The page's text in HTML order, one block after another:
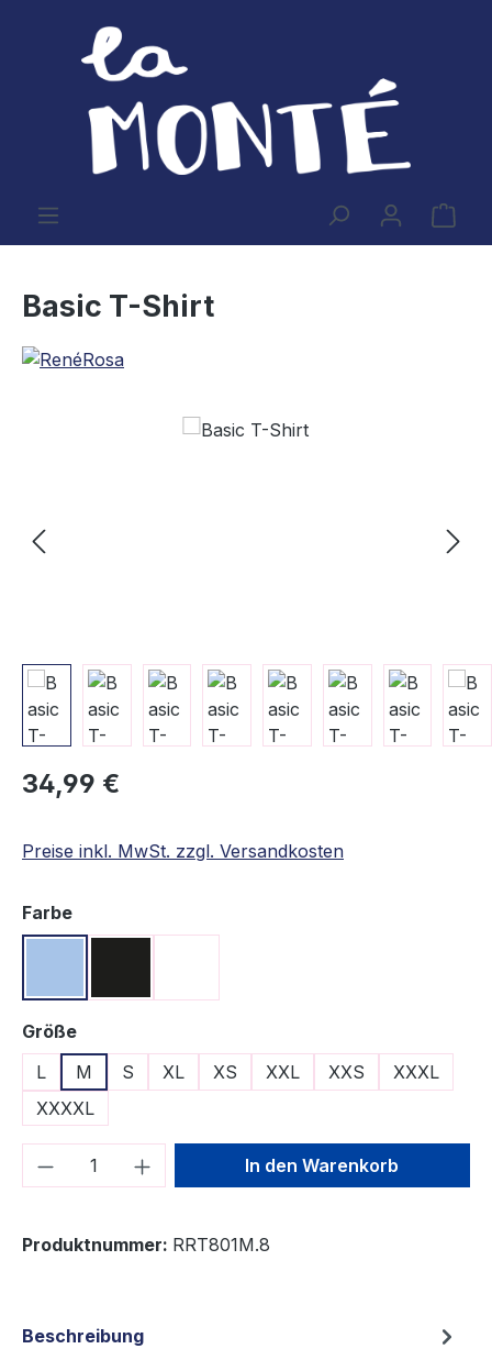
Zum Hauptinhalt springen
Basic T-Shirt
Regulärer Preis:
34,99 €
Preise inkl. MwSt. zzgl. Versandkosten
Farbeauswählen
Größeauswählen
L
M S XL XS XXL XXS
XXXL
XXXXL
Produkt Anzahl: Gib denIn den Warenkorb
Produktnummer: RRT801M.8
Beschreibung